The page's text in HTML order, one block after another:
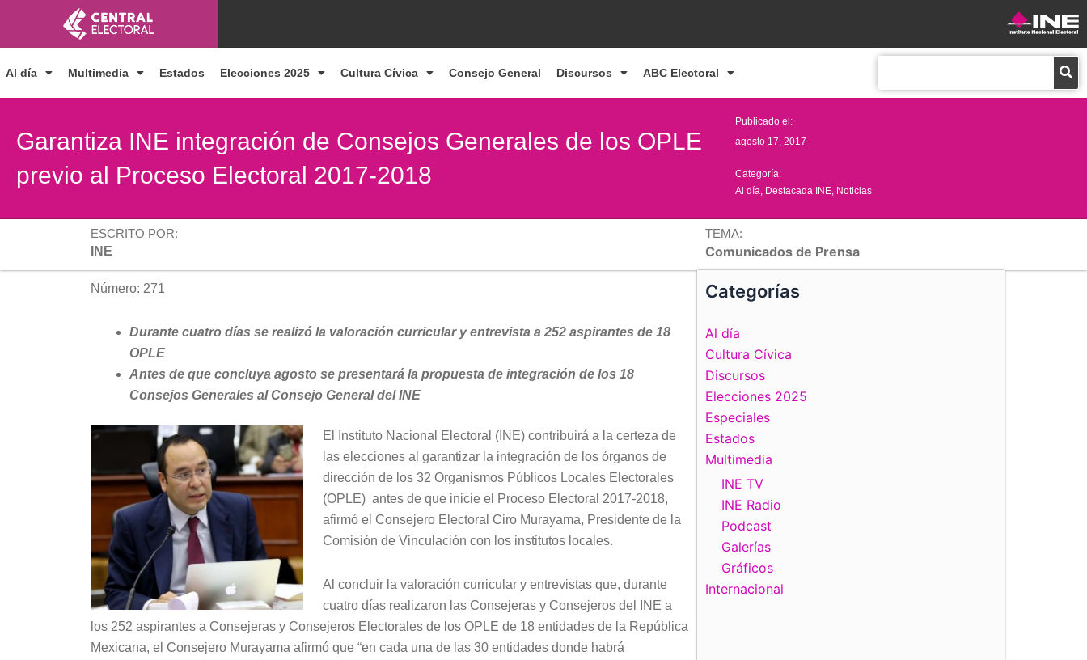
contenido
Al día Multimedia Estados Elecciones 2025 Cultura Cívica Consejo General Discursos ABC Electoral
Garantiza INE integración de Consejos Generales de los OPLE
previo al Proceso Electoral 2017-2018
Publicado el:
agosto 17, 2017
Categoría:
Al día Destacada INE Noticias
ESCRITO POR:
INE
TEMA:
Comunicados de Prensa
Número: 271
Durante cuatro días se realizó la valoración curricular y entrevista a 252 aspirantes de 18
OPLE
Antes de que concluya agosto se presentará la propuesta de integración de los 18
Consejos Generales al Consejo General del INE
El Instituto Nacional Electoral (INE) contribuirá a la certeza de
las elecciones al garantizar la integración de los órganos de
dirección de los 32 Organismos Públicos Locales Electorales
(OPLE) antes de que inicie el Proceso Electoral 2017-2018,
afirmó el Consejero Electoral Ciro Murayama, Presidente de la
Comisión de Vinculación con los institutos locales.
Al concluir la valoración curricular y entrevistas que, durante
cuatro días realizaron las Consejeras y Consejeros del INE a
los 252 aspirantes a Consejeras y Consejeros Electorales de los OPLE de 18 entidades de la República
Mexicana, el Consejero Murayama afirmó que “en cada una de las 30 entidades donde habrá
Categorías
Al día
Cultura Cívica
Discursos
Elecciones 2025
Especiales
Estados
Multimedia
INE TV
INE Radio
Podcast
Galerías
Gráficos
Internacional